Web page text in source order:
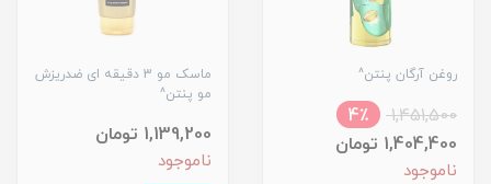
روغن آرگان پنتن^
1,451,500
4٪
1,404,400 تومان
ناموجود
ماسک مو 3 دقیقه ای ضدریزش
مو پنتن^
1,139,200 تومان
ناموجود